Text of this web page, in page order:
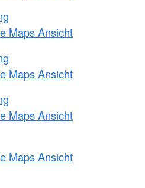
Maps Ansicht
Maps Ansicht
Maps Ansicht
Maps Ansicht